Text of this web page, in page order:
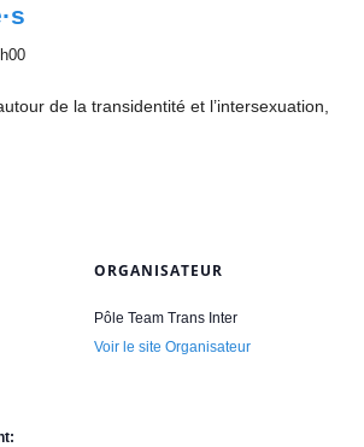
de la transidentité et l’intersexuation,
ORGANISATEUR
Pôle Team Trans Inter
Voir le site Organisateur